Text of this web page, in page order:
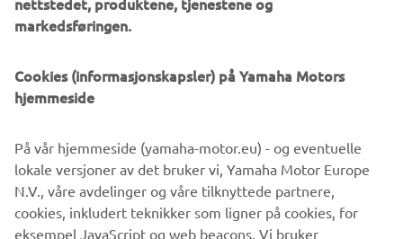
engines in the RIB market. The 3-year Original Equipment
Manufacturer (OEM) agreement for rigging installation,
modern rigging items from Yamaha.
DISCOVER MORE
markedsføringen.
Cookies (informasjonskapsler) på Yamaha Motors
hjemmeside
På vår hjemmeside (yamaha-motor.eu) - og eventuelle
lokale versjoner av det bruker vi, Yamaha Motor Europe
N.V., våre avdelinger og våre tilknyttede partnere,
cookies, inkludert teknikker som ligner på cookies, for
eksempel JavaScript og web beacons. Vi bruker